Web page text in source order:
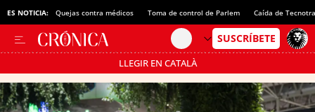
ES NOTICIA: Quejas contra médicos Toma de control de Parlem Caída de
LLEGIR EN CATALÀ
Pásate al MODO AHORRO